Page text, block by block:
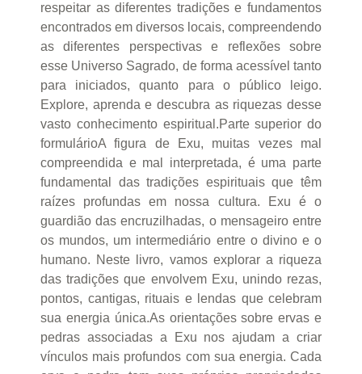
respeitar as diferentes tradições e fundamentos
encontrados em diversos locais, compreendendo
as diferentes perspectivas e reflexões sobre
esse Universo Sagrado, de forma acessível tanto
para iniciados, quanto para o público leigo.
Explore, aprenda e descubra as riquezas desse
vasto conhecimento espiritual.Parte superior do
formulárioA figura de Exu, muitas vezes mal
compreendida e mal interpretada, é uma parte
fundamental das tradições espirituais que têm
raízes profundas em nossa cultura. Exu é o
guardião das encruzilhadas, o mensageiro entre
os mundos, um intermediário entre o divino e o
humano. Neste livro, vamos explorar a riqueza
das tradições que envolvem Exu, unindo rezas,
pontos, cantigas, rituais e lendas que celebram
sua energia única.As orientações sobre ervas e
pedras associadas a Exu nos ajudam a criar
vínculos mais profundos com sua energia. Cada